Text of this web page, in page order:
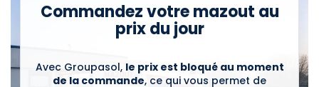
Commandez votre mazout au
prix du jour
Avec Groupasol, le prix est bloqué au moment
de la commande, ce qui vous permet de